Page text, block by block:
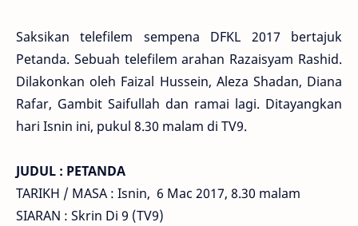
Saksikan telefilem sempena DFKL 2017 bertajuk
Petanda. Sebuah telefilem arahan Razaisyam Rashid.
Dilakonkan oleh Faizal Hussein, Aleza Shadan, Diana
Rafar, Gambit Saifullah dan ramai lagi. Ditayangkan
hari Isnin ini, pukul 8.30 malam di TV9.
JUDUL : PETANDA
TARIKH / MASA : Isnin, 6 Mac 2017, 8.30 malam
SIARAN : Skrin Di 9 (TV9)